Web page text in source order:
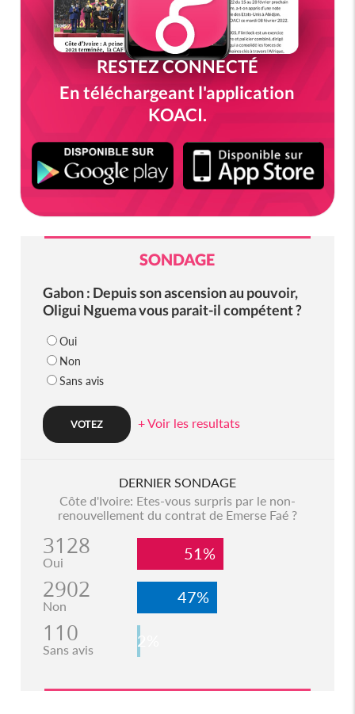
RESTEZ CONNECTÉ
En téléchargeant l'application
KOACI.
SONDAGE
Gabon : Depuis son ascension au pouvoir,
Oligui Nguema vous parait-il compétent ?
Oui
Non
Sans avis
+ Voir les resultats
DERNIER SONDAGE
Côte d'Ivoire: Etes-vous surpris par le non-
renouvellement du contrat de Emerse Faé ?
3128
Oui 51%
2902
Non 47%
110
Sans avis 2%